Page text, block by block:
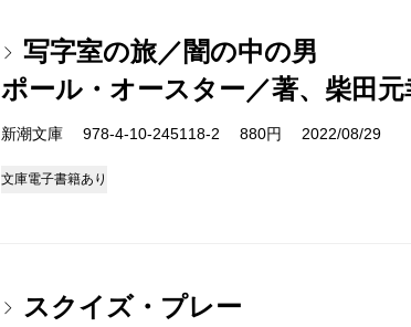
写字室の旅／闇の中の男
ポール・オースター／著、柴田元
新潮文庫 978-4-10-245118-2 880円 2022/08/29
文庫電子書籍あり
スクイズ・プレー